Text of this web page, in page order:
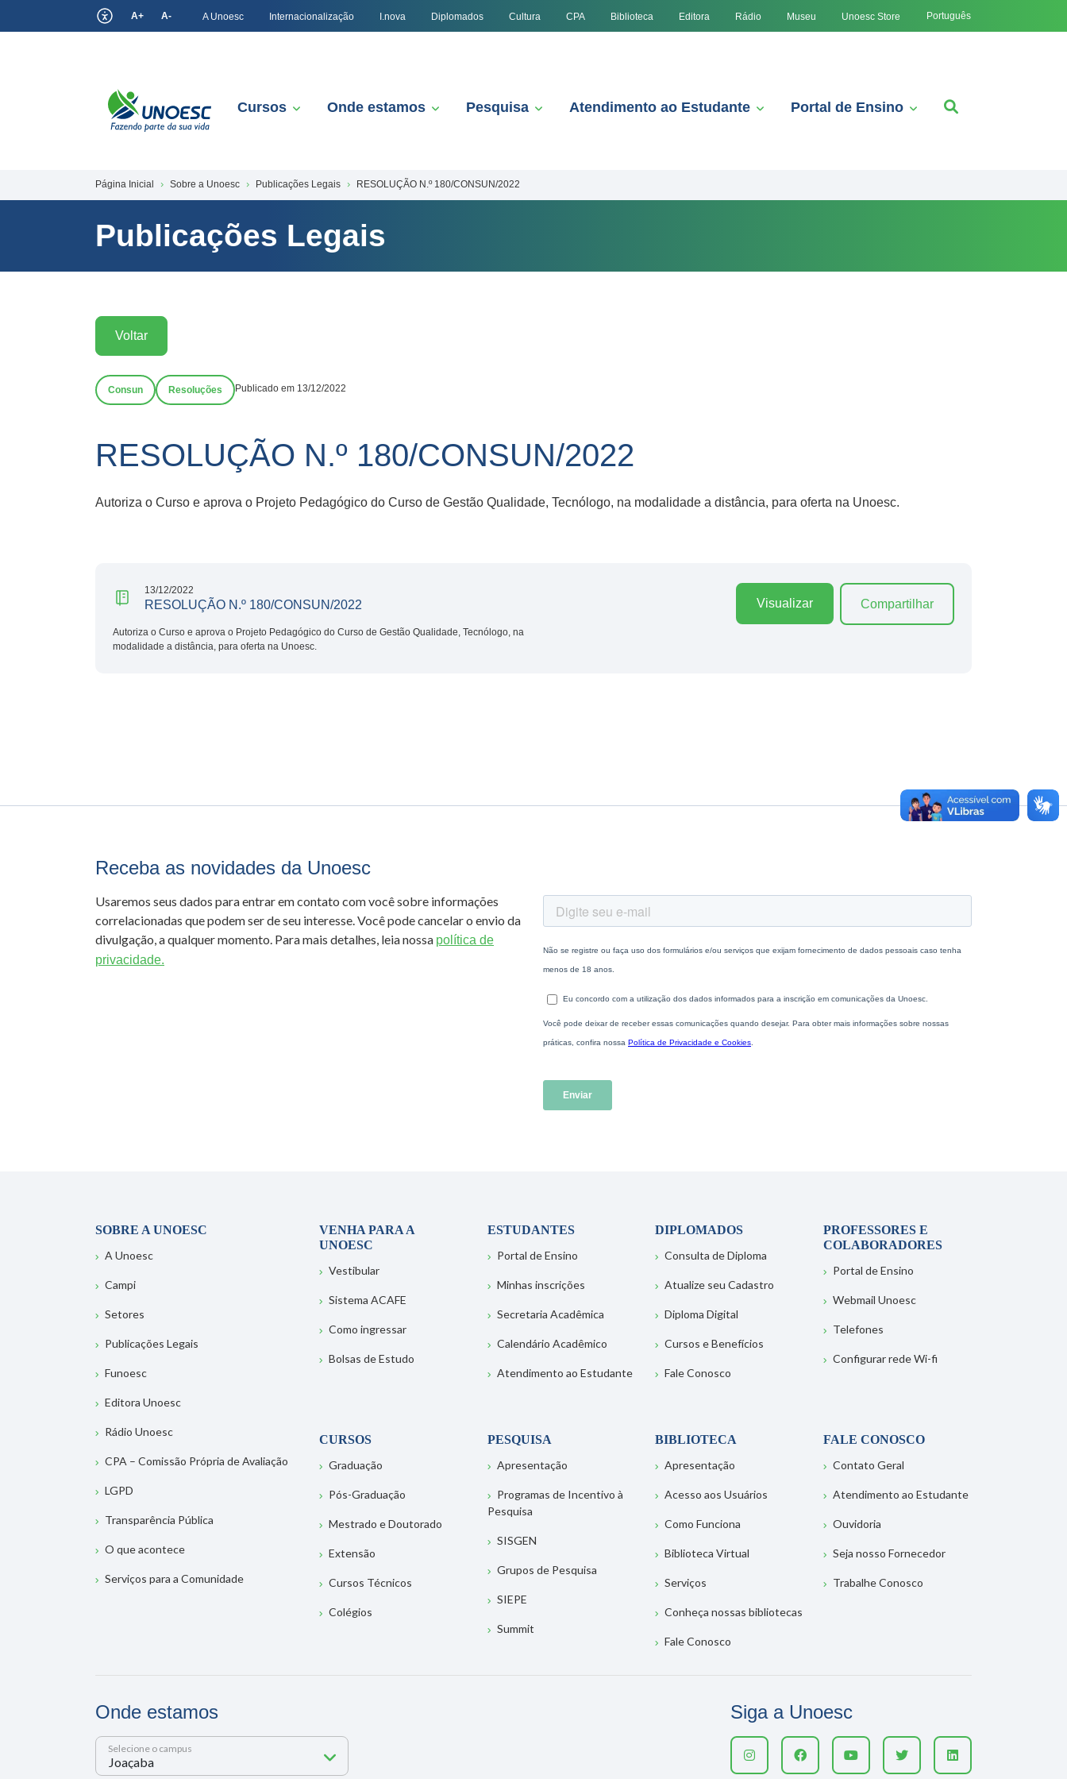
A+ A- A Unoesc Internacionalização I.nova Diplomados Cultura CPA Biblioteca Editora Rádio Museu Unoesc Store Português
Cursos Onde estamos Pesquisa Atendimento ao Estudante Portal de Ensino
Página Inicial Sobre a Unoesc Publicações Legais RESOLUÇÃO N.º 180/CONSUN/2022
Publicações Legais
Voltar
Consun Resoluções Publicado em 13/12/2022
RESOLUÇÃO N.º 180/CONSUN/2022
Autoriza o Curso e aprova o Projeto Pedagógico do Curso de Gestão Qualidade, Tecnólogo, na modalidade a distância, para oferta na Unoesc.
13/12/2022
RESOLUÇÃO N.º 180/CONSUN/2022
Autoriza o Curso e aprova o Projeto Pedagógico do Curso de Gestão Qualidade, Tecnólogo, na
modalidade a distância, para oferta na Unoesc.
Visualizar Compartilhar
Receba as novidades da Unoesc
Usaremos seus dados para entrar em contato com você sobre informações
correlacionadas que podem ser de seu interesse. Você pode cancelar o envio da
divulgação, a qualquer momento. Para mais detalhes, leia nossa política de
privacidade.
SOBRE A UNOESC
A Unoesc
Campi
Setores
Publicações Legais
Funoesc
Editora Unoesc
Rádio Unoesc
CPA – Comissão Própria de Avaliação
LGPD
Transparência Pública
O que acontece
Serviços para a Comunidade
VENHA PARA A
UNOESC
Vestibular
Sistema ACAFE
Como ingressar
Bolsas de Estudo
ESTUDANTES
Portal de Ensino
Minhas inscrições
Secretaria Acadêmica
Calendário Acadêmico
Atendimento ao Estudante
DIPLOMADOS
Consulta de Diploma
Atualize seu Cadastro
Diploma Digital
Cursos e Benefícios
Fale Conosco
PROFESSORES E
COLABORADORES
Portal de Ensino
Webmail Unoesc
Telefones
Configurar rede Wi-fi
CURSOS
Graduação
Pós-Graduação
Mestrado e Doutorado
Extensão
Cursos Técnicos
Colégios
PESQUISA
Apresentação
Programas de Incentivo à
Pesquisa
SISGEN
Grupos de Pesquisa
SIEPE
Summit
BIBLIOTECA
Apresentação
Acesso aos Usuários
Como Funciona
Biblioteca Virtual
Serviços
Conheça nossas bibliotecas
Fale Conosco
FALE CONOSCO
Contato Geral
Atendimento ao Estudante
Ouvidoria
Seja nosso Fornecedor
Trabalhe Conosco
Onde estamos
Selecione o campus
Siga a Unoesc